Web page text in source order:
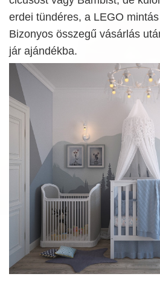
erdei tündéres, a LEGO
Bizonyos összegű vásárlás
jár ajándékba.